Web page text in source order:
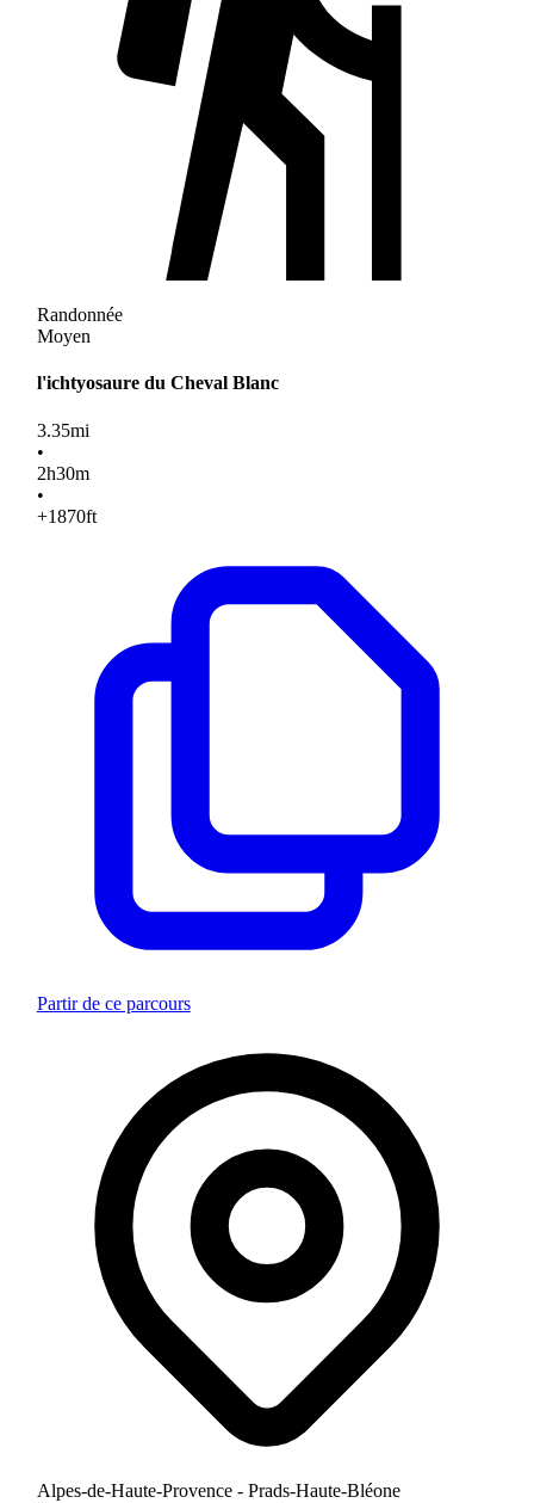
Randonnée
Moyen
l'ichtyosaure du Cheval Blanc
3.35mi
•
2h30m
•
+1870ft
Partir de ce parcours
Alpes-de-Haute-Provence - Prads-Haute-Bléone